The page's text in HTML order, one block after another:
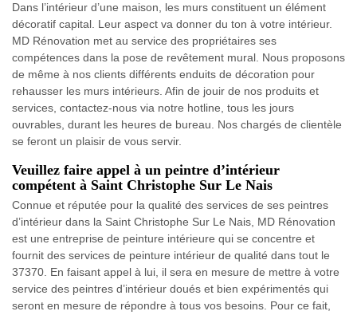
Dans l’intérieur d’une maison, les murs constituent un élément
décoratif capital. Leur aspect va donner du ton à votre intérieur.
MD Rénovation met au service des propriétaires ses
compétences dans la pose de revêtement mural. Nous proposons
de même à nos clients différents enduits de décoration pour
rehausser les murs intérieurs. Afin de jouir de nos produits et
services, contactez-nous via notre hotline, tous les jours
ouvrables, durant les heures de bureau. Nos chargés de clientèle
se feront un plaisir de vous servir.
Veuillez faire appel à un peintre d’intérieur
compétent à Saint Christophe Sur Le Nais
Connue et réputée pour la qualité des services de ses peintres
d’intérieur dans la Saint Christophe Sur Le Nais, MD Rénovation
est une entreprise de peinture intérieure qui se concentre et
fournit des services de peinture intérieur de qualité dans tout le
37370. En faisant appel à lui, il sera en mesure de mettre à votre
service des peintres d’intérieur doués et bien expérimentés qui
seront en mesure de répondre à tous vos besoins. Pour ce fait,